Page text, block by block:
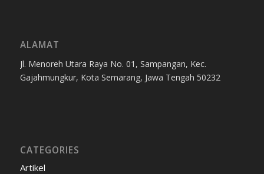
ALAMAT
Jl. Menoreh Utara Raya No. 01, Sampangan, Kec.
Gajahmungkur, Kota Semarang, Jawa Tengah 50232
CATEGORIES
Artikel